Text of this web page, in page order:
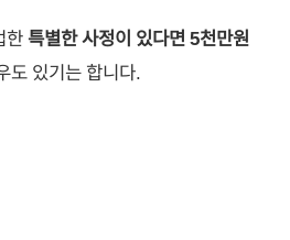
한특별한 사정이 있다면 5천만원
도 있기는 합니다.